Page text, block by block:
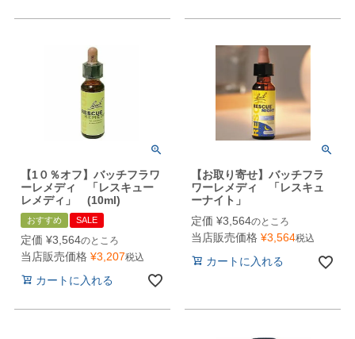
【1０％オフ】バッチフラワ
ーレメディ 「レスキュー
レメディ」 (10ml)
おすすめ SALE
定価 ¥3,564のところ
当店販売価格 ¥3,207税込
カートに入れる
【お取り寄せ】バッチフラ
ワーレメディ 「レスキュ
ーナイト」
定価 ¥3,564のところ
当店販売価格 ¥3,564税込
カートに入れる